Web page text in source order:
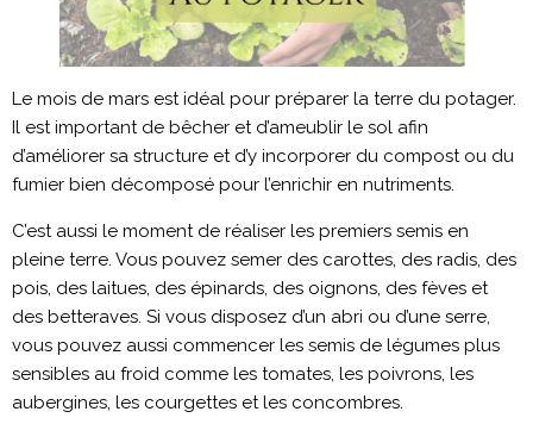
Le mois de mars est idéal pour préparer la terre du potager.
Il est important de bêcher et d’ameublir le sol afin
d’améliorer sa structure et d’y incorporer du compost ou du
fumier bien décomposé pour l’enrichir en nutriments.
C’est aussi le moment de réaliser les premiers semis en
pleine terre. Vous pouvez semer des carottes, des radis, des
pois, des laitues, des épinards, des oignons, des fèves et
des betteraves. Si vous disposez d’un abri ou d’une serre,
vous pouvez aussi commencer les semis de légumes plus
sensibles au froid comme les tomates, les poivrons, les
aubergines, les courgettes et les concombres.